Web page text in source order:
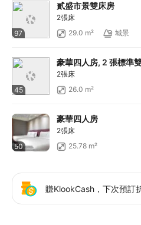
97
貳盛市景雙床房
2張床
29.0 m²
城景
45
2張床
26.0 m²
50
豪華四人房
2張床
25.78 m²
賺KlookCash，下次預訂